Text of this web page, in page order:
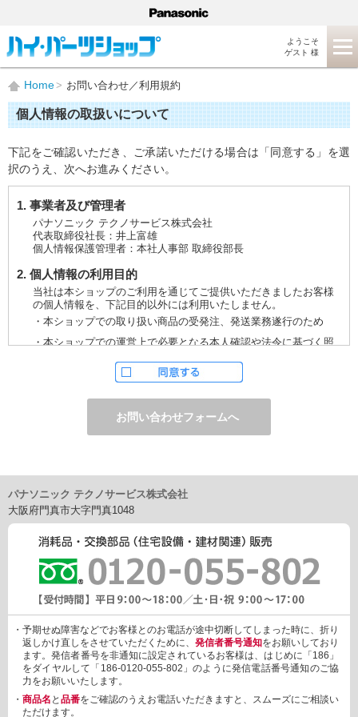
ようこそ
ゲスト 様
Home お問い合わせ／利用規約
個人情報の取扱いについて
下記をご確認いただき、ご承諾いただける場合は「同意する」を選
択のうえ、次へお進みください。
1. 事業者及び管理者
パナソニック テクノサービス株式会社
代表取締役社長：井上富雄
個人情報保護管理者：本社人事部 取締役部長
2. 個人情報の利用目的
当社は本ショップのご利用を通じてご提供いただきましたお客様
の個人情報を、下記目的以外には利用いたしません。
・本ショップでの取り扱い商品の受発注、発送業務遂行のため
・本ショップでの運営上で必要となる本人確認や法令に基づく照
ただし、お申し込みフォーム上でご希望の方のみに、下記サービ
・電子メール、ダイレクトメールなどによる情報のご提供
（1）ご提供情報の分野
・住宅関連設備・建材、家電製品、住まいづくり(新築・リフォー
車載関連商品など
（2）ご提供情報の概要
・商品、サービスに関するご提案
・商品サポート、メンテナンスに関するご提案
・キャンペーン、フェアー、イベントに関する情報ご提供
・アンケート、商品モニターに関する情報ご提供など
3. 個人情報の提供
あらかじめご本人様からご了解いただいている場合や法令で認め
られている場合を除き、個人情報を第三者に提供または開示いた
しません。
しかしながら、お客様がクレジットカード決済をご利用される場
合に限り、カード発行会社が行なう不正利用検知・防止「3Dセキ
ュア2.0」のために、お客様が利用するカード発行会社及び、決済
代行会社：GMOペイメントゲートウェイ（第三者）に、下記の情
報を開示し、本人認証を行います。
・金額など、決済に関する情報
パナソニック テクノサービス株式会社
大阪府門真市大字門真1048
・予期せぬ障害などでお客様とのお電話が途中切断してしまった時に、折り
返しかけ直しをさせていただくために、 発信者番号通知をお願いしており
ます。発信者番号を非通知に設定されているお客様は、はじめに「186」
をダイヤルして「186-0120-055-802」のように発信電話番号通知のご協
力をお願いいたします。
・ 商品名 と 品番をご確認のうえお電話いただきますと、スムーズにご相談い
ただけます。